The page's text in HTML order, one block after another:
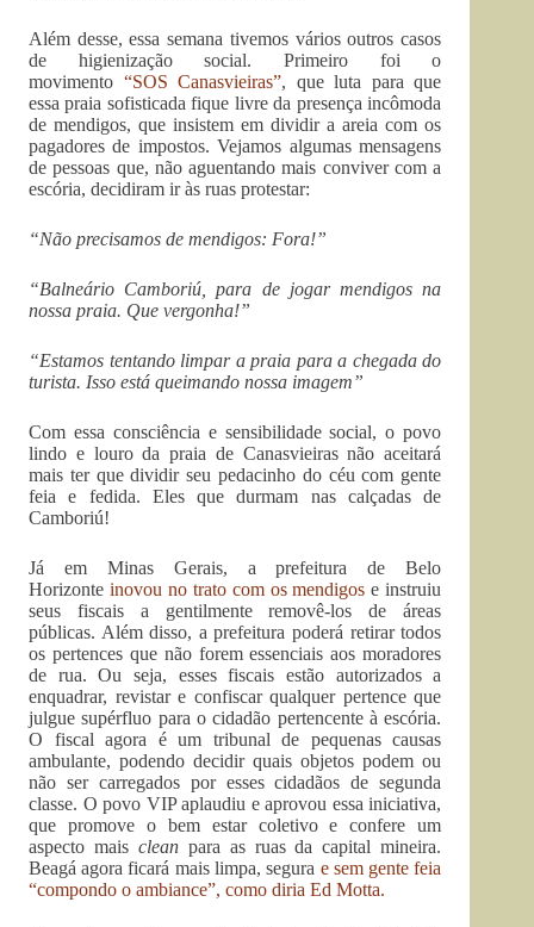
Além desse, essa semana tivemos vários outros casos
de higienização social. Primeiro foi o
movimento “SOS Canasvieiras”, que luta para que
essa praia sofisticada fique livre da presença incômoda
de mendigos, que insistem em dividir a areia com os
pagadores de impostos. Vejamos algumas mensagens
de pessoas que, não aguentando mais conviver com a
escória, decidiram ir às ruas protestar:
“Não precisamos de mendigos: Fora!”
“Balneário Camboriú, para de jogar mendigos na
nossa praia. Que vergonha!”
“Estamos tentando limpar a praia para a chegada do
turista. Isso está queimando nossa imagem”
Com essa consciência e sensibilidade social, o povo
lindo e louro da praia de Canasvieiras não aceitará
mais ter que dividir seu pedacinho do céu com gente
feia e fedida. Eles que durmam nas calçadas de
Camboriú!
Já em Minas Gerais, a prefeitura de Belo
Horizonte inovou no trato com os mendigose instruiu
seus fiscais a gentilmente removê-los de áreas
públicas. Além disso, a prefeitura poderá retirar todos
os pertences que não forem essenciais aos moradores
de rua. Ou seja, esses fiscais estão autorizados a
enquadrar, revistar e confiscar qualquer pertence que
julgue supérfluo para o cidadão pertencente à escória.
O fiscal agora é um tribunal de pequenas causas
ambulante, podendo decidir quais objetos podem ou
não ser carregados por esses cidadãos de segunda
classe. O povo VIP aplaudiu e aprovou essa iniciativa,
que promove o bem estar coletivo e confere um
aspecto mais clean para as ruas da capital mineira.
Beagá agora ficará mais limpa, segura e sem gente feia
“compondo o ambiance”, como diria Ed Motta.